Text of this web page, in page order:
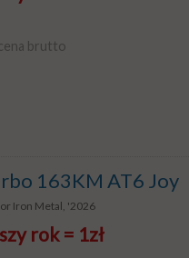
brutto
163KM AT6 Joy
Iron Metal, '2026
rok = 1zł